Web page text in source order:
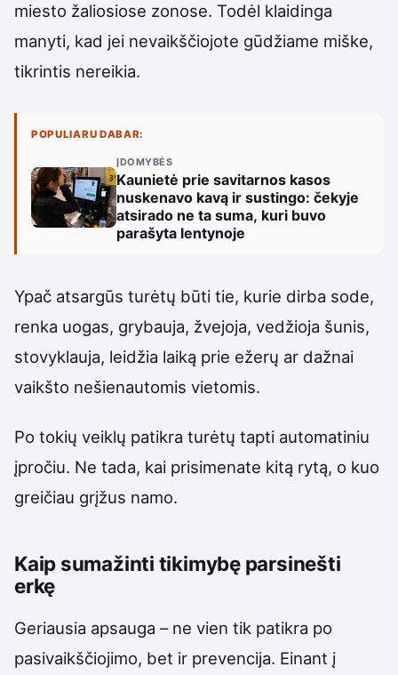
miesto žaliosiose zonose. Todėl klaidinga
manyti, kad jei nevaikščiojote gūdžiame miške,
tikrintis nereikia.
POPULIARU DABAR:
ĮDOMYBĖS
Kaunietė prie savitarnos kasos
nuskenavo kavą ir sustingo: čekyje
atsirado ne ta suma, kuri buvo
parašyta lentynoje
Ypač atsargūs turėtų būti tie, kurie dirba sode,
renka uogas, grybauja, žvejoja, vedžioja šunis,
stovyklauja, leidžia laiką prie ežerų ar dažnai
vaikšto nešienautomis vietomis.
Po tokių veiklų patikra turėtų tapti automatiniu
įpročiu. Ne tada, kai prisimenate kitą rytą, o kuo
greičiau grįžus namo.
Kaip sumažinti tikimybę parsinešti
erkę
Geriausia apsauga – ne vien tik patikra po
pasivaikščiojimo, bet ir prevencija. Einant į